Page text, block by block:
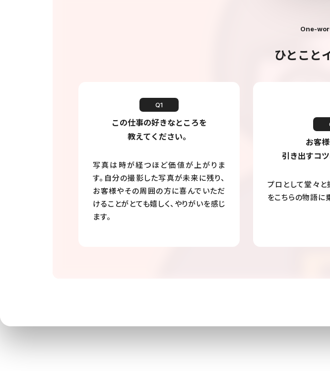
One-
ひとこと
Q1
この仕事の好きなところを
教えてください。
写真は時が経つほど価値が上がりま
す。自分の撮影した写真が未来に残り、
お客様やその周囲の方に喜んでいただ
けることがとても嬉しく、やりがいを感じ
ます。
お客
引き出すコ
プロとして堂々と
をこちらの物語に